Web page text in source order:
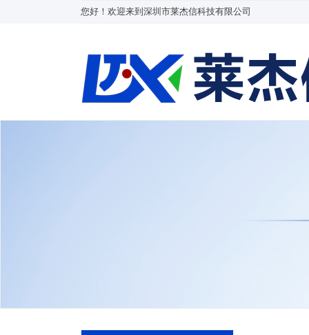
您好！欢迎来到深圳市莱杰信科技有限公司